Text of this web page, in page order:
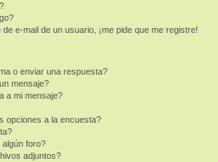
e-mail de un usuario, ¡me pide que me registre!
o enviar una respuesta?
mensaje?
a mi mensaje?
opciones a la encuesta?
foro?
adjuntos?